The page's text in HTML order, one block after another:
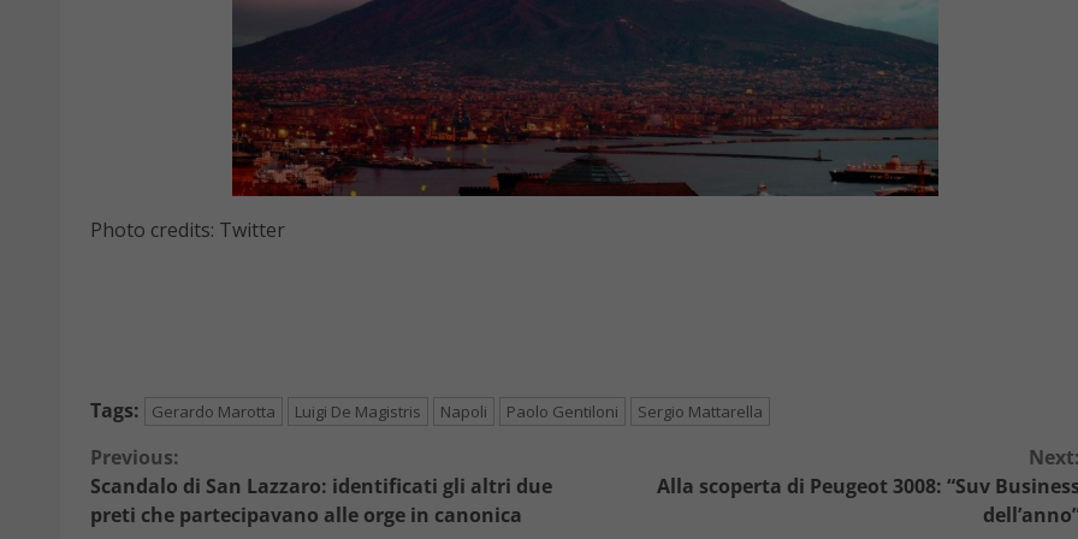
Photo credits: Twitter
Tags: Gerardo Marotta Luigi De Magistris Napoli Paolo Gentiloni Sergio Mattarella
Continue
Reading
Previous:
Scandalo di San Lazzaro: identificati gli altri due
preti che partecipavano alle orge in canonica
Next:
Alla scoperta di Peugeot 3008: “Suv Business